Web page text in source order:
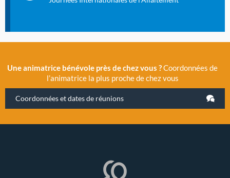
Une animatrice bénévole près de chez vous ?Coordonnées de
l’animatrice la plus proche de chez vous
Coordonnées et dates de réunions